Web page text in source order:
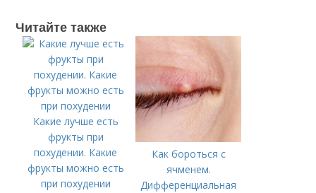
Читайте также
Какие лучше есть
фрукты при
похудении. Какие
фрукты можно есть
при похудении
Как бороться с
ячменем.
Дифференциальная